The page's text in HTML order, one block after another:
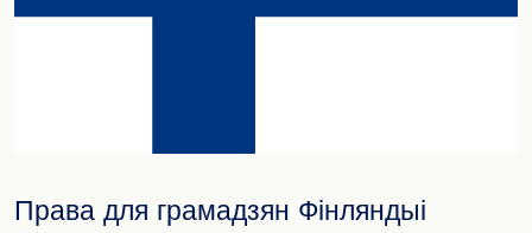
Права для грамадзян Фінляндыі